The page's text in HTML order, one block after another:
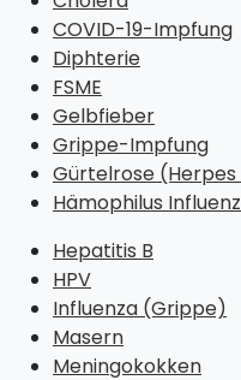
COVID-19-Impfung
Diphterie
FSME
Gelbfieber
Grippe-Impfung
Gürtelrose
Hämophilus
Hepatitis B
HPV
Influenza (Grippe)
Masern
Meningokokken